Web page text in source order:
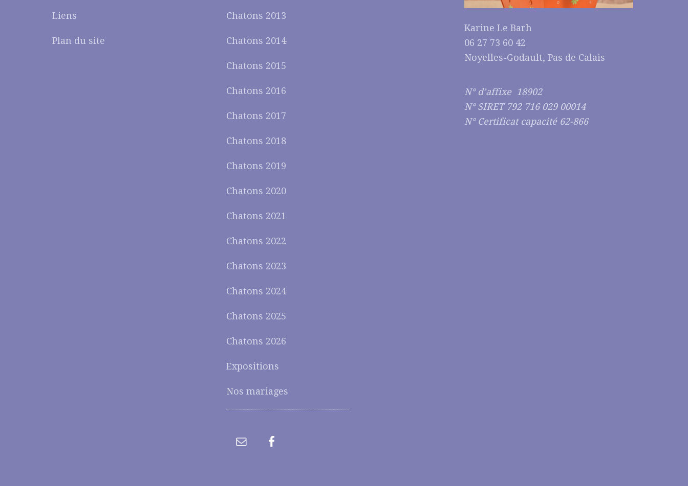
Liens
Plan du site
Chatons 2013
Chatons 2014
Chatons 2015
Chatons 2016
Chatons 2017
Chatons 2018
Chatons 2019
Chatons 2020
Chatons 2021
Chatons 2022
Chatons 2023
Chatons 2024
Chatons 2025
Chatons 2026
Expositions
Nos mariages
Karine Le Barh
06 27 73 60 42
Noyelles-Godault, Pas de Calais
N° d’affixe 18902
N° SIRET 792 716 029 00014
N° Certificat capacité 62-866